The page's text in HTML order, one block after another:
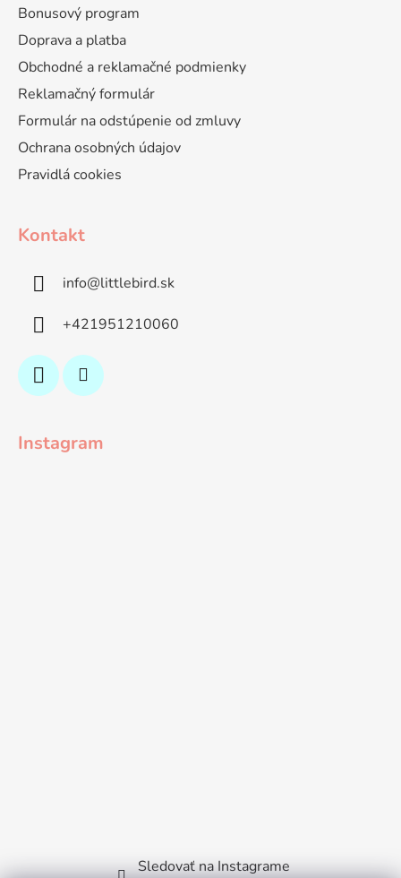
Bonusový program
Doprava a platba
Obchodné a reklamačné podmienky
Reklamačný formulár
Formulár na odstúpenie od zmluvy
Ochrana osobných údajov
Pravidlá cookies
Kontakt
info@littlebird.sk
+421951210060
Instagram
Sledovať na Instagrame